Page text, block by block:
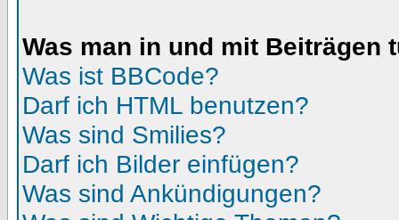
Was man in und mit Beiträgen
Was ist BBCode?
Darf ich HTML benutzen?
Was sind Smilies?
Darf ich Bilder einfügen?
Was sind Ankündigungen?